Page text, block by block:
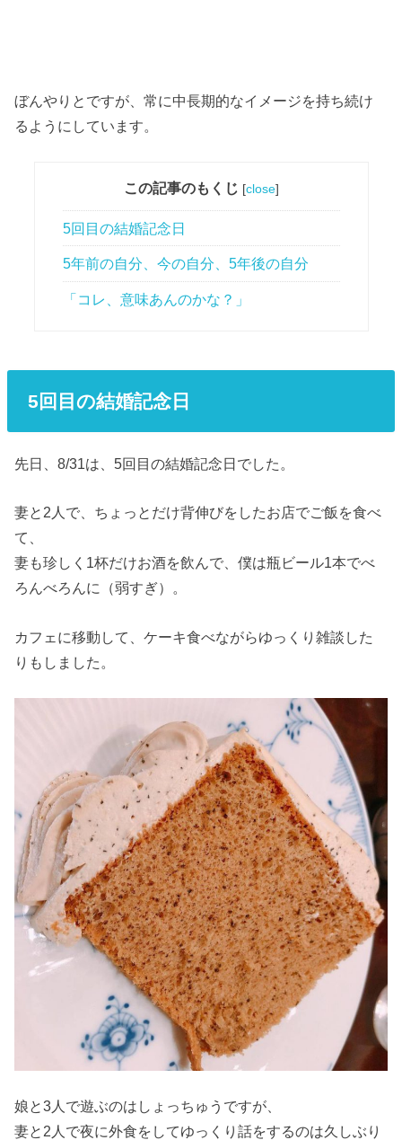
ぼんやりとですが、常に中長期的なイメージを持ち続け
るようにしています。
この記事のもくじ [close]
5回目の結婚記念日
5年前の自分、今の自分、5年後の自分
「コレ、意味あんのかな？」
5回目の結婚記念日
先日、8/31は、5回目の結婚記念日でした。
妻と2人で、ちょっとだけ背伸びをしたお店でご飯を食べ
て、
妻も珍しく1杯だけお酒を飲んで、僕は瓶ビール1本でべ
ろんべろんに（弱すぎ）。
カフェに移動して、ケーキ食べながらゆっくり雑談した
りもしました。
娘と3人で遊ぶのはしょっちゅうですが、
妻と2人で夜に外食をしてゆっくり話をするのは久しぶり